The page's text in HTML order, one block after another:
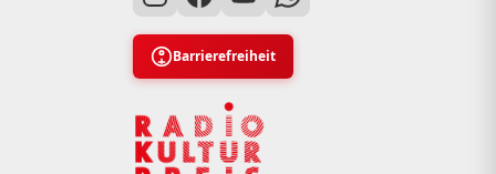
Barrierefreiheit